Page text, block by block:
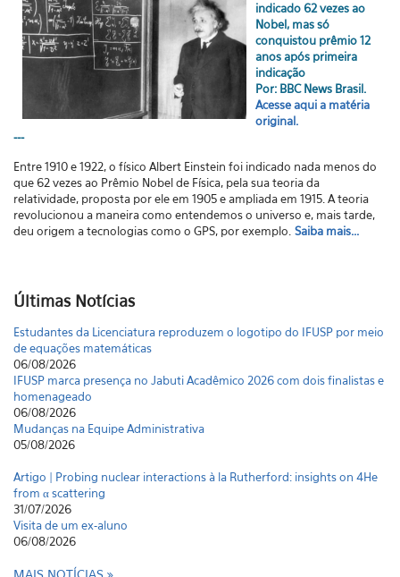
indicado 62 vezes ao
Nobel, mas só
conquistou prêmio 12
anos após primeira
indicação
Por: BBC News Brasil.
Acesse aqui a matéria
original.
---
Entre 1910 e 1922, o físico Albert Einstein foi indicado nada menos do
que 62 vezes ao Prêmio Nobel de Física, pela sua teoria da
relatividade, proposta por ele em 1905 e ampliada em 1915. A teoria
revolucionou a maneira como entendemos o universo e, mais tarde,
deu origem a tecnologias como o GPS, por exemplo. Saiba mais...
Últimas Notícias
Estudantes da Licenciatura reproduzem o logotipo do IFUSP por meio
de equações matemáticas
06/08/2026
IFUSP marca presença no Jabuti Acadêmico 2026 com dois finalistas e
homenageado
06/08/2026
Mudanças na Equipe Administrativa
05/08/2026
Artigo | Probing nuclear interactions à la Rutherford: insights on 4He
from α scattering
31/07/2026
Visita de um ex-aluno
06/08/2026
MAIS NOTÍCIAS